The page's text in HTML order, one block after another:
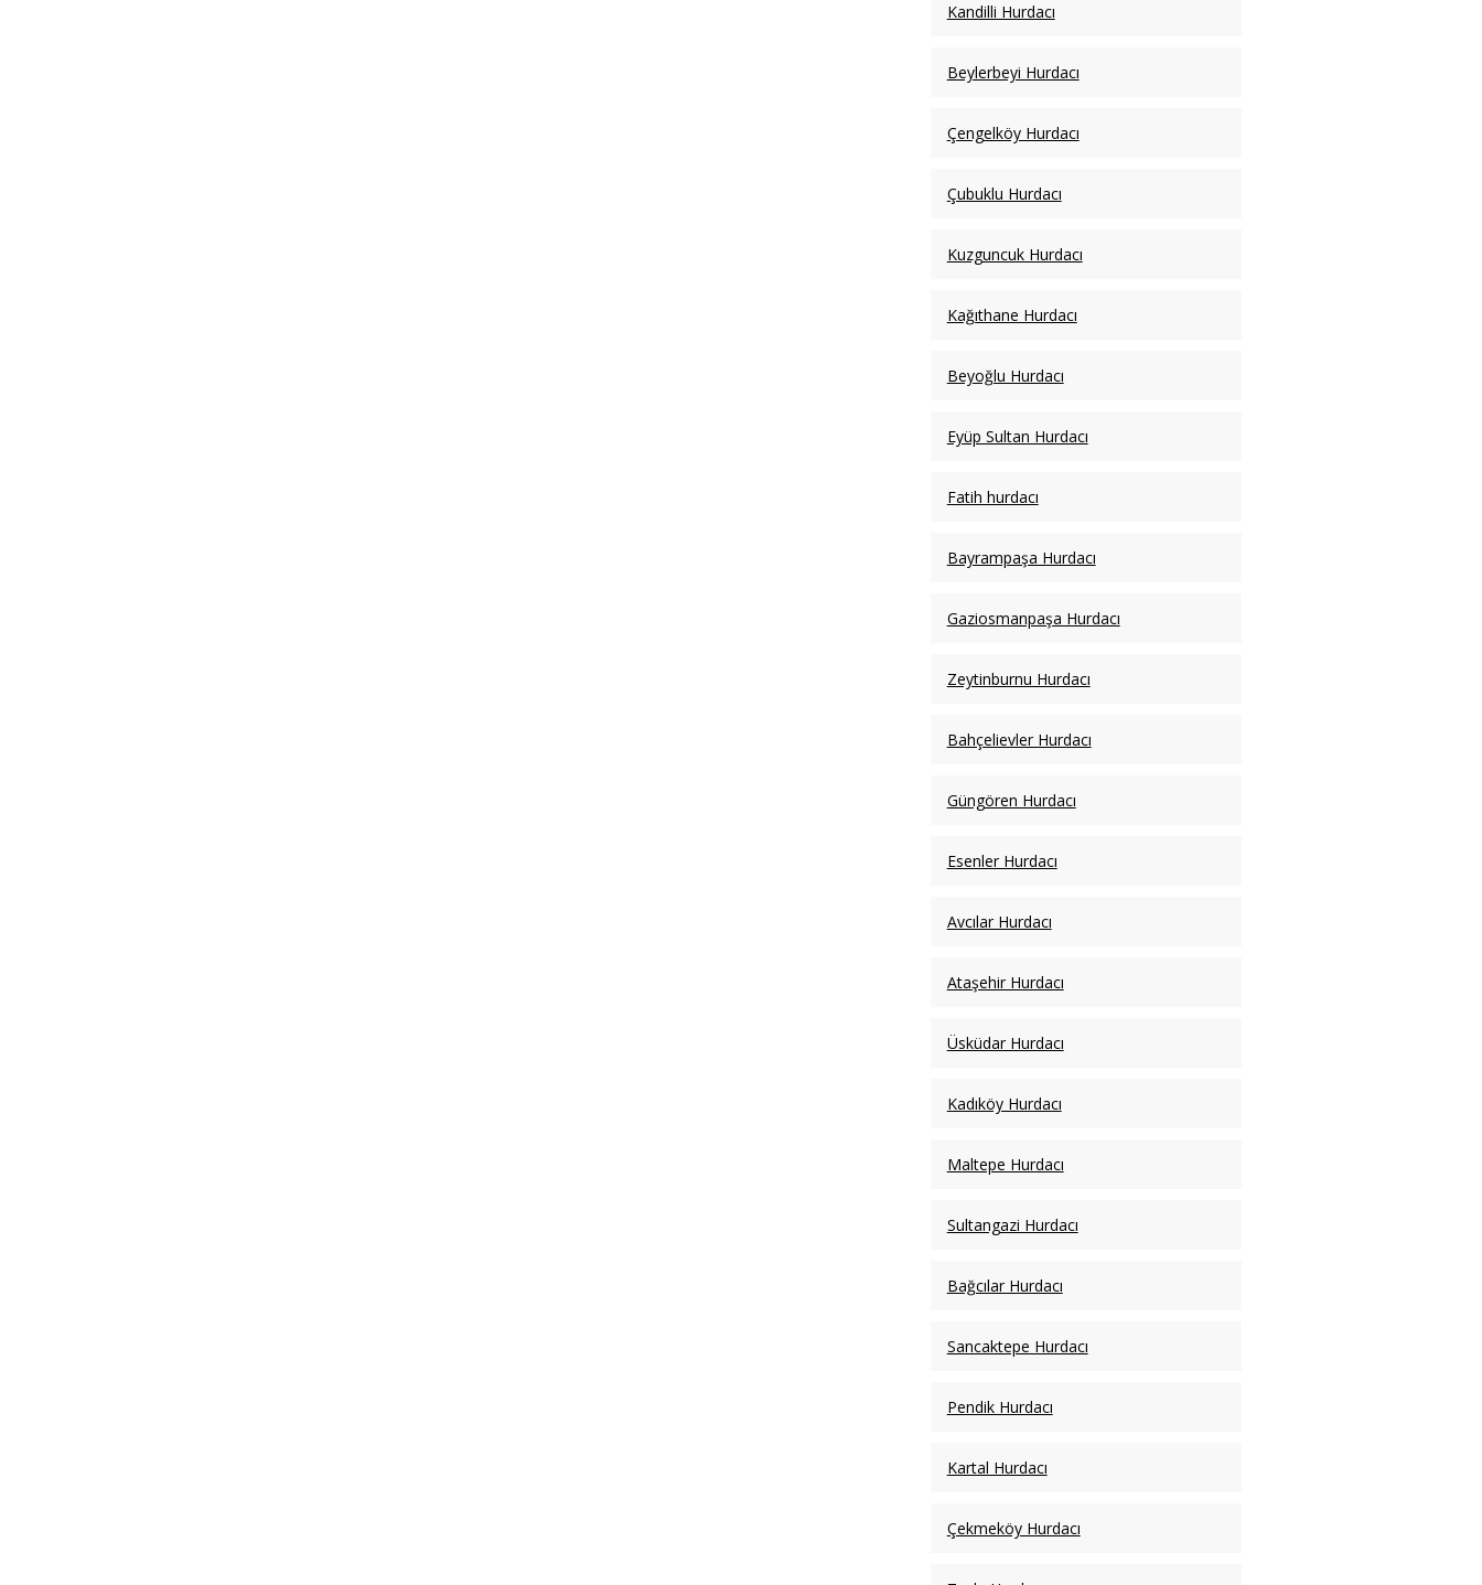
Kandilli Hurdacı
Beylerbeyi Hurdacı
Çengelköy Hurdacı
Çubuklu Hurdacı
Kuzguncuk Hurdacı
Kağıthane Hurdacı
Beyoğlu Hurdacı
Eyüp Sultan Hurdacı
Fatih hurdacı
Bayrampaşa Hurdacı
Gaziosmanpaşa Hurdacı
Zeytinburnu Hurdacı
Bahçelievler Hurdacı
Güngören Hurdacı
Esenler Hurdacı
Avcılar Hurdacı
Ataşehir Hurdacı
Üsküdar Hurdacı
Kadıköy Hurdacı
Maltepe Hurdacı
Sultangazi Hurdacı
Bağcılar Hurdacı
Sancaktepe Hurdacı
Pendik Hurdacı
Kartal Hurdacı
Çekmeköy Hurdacı